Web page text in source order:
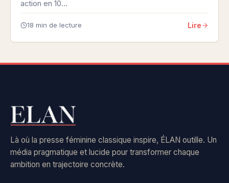
action en 10…
18 min de lecture Lire
Là où la presse féminine classique inspire, ÉLAN outille. Un
média pragmatique et lucide pour transformer chaque
ambition en trajectoire concrète.